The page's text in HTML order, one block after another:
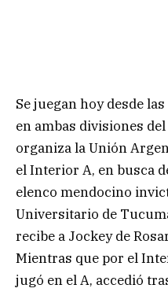
Se juegan hoy desde
en ambas divisiones
organiza la Unión
el Interior A, en busca
elenco mendocino
Universitario de
recibe a Jockey de
Mientras que por el
jugó en el A, accedió